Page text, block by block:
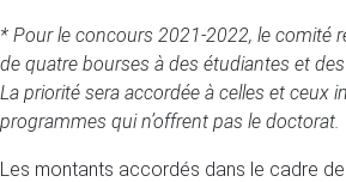
* Pour le concours 2021-2022, le comité
de quatre bourses à des étudiantes et
La priorité sera accordée à celles et ceux
programmes qui n’offrent pas le doctorat.
Les montants accordés dans le cadre